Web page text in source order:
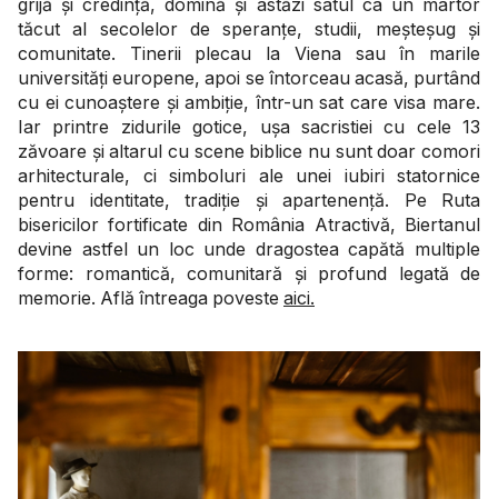
tăcut al secolelor de speranțe, studii, meșteșug și
comunitate. Tinerii plecau la Viena sau în marile
universități europene, apoi se întorceau acasă, purtând
cu ei cunoaștere și ambiție, într-un sat care visa mare.
Iar printre zidurile gotice, ușa sacristiei cu cele 13
zăvoare și altarul cu scene biblice nu sunt doar comori
arhitecturale, ci simboluri ale unei iubiri statornice
pentru identitate, tradiție și apartenență. Pe Ruta
bisericilor fortificate din România Atractivă, Biertanul
devine astfel un loc unde dragostea capătă multiple
forme: romantică, comunitară și profund legată de
memorie. Află întreaga poveste aici.